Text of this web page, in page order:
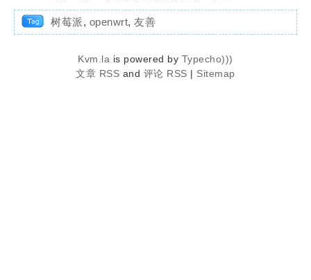
树莓派, openwrt, 友善
Kvm.la is powered by Typecho)))
文章 RSS and 评论 RSS | Sitemap